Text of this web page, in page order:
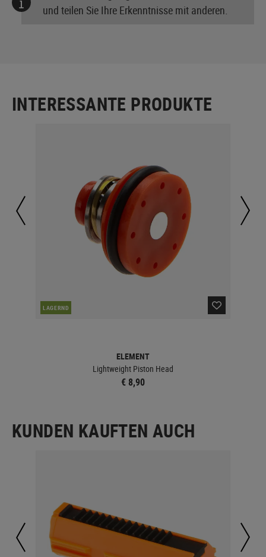
und teilen Sie Ihre Erkenntnisse mit anderen.
INTERESSANTE PRODUKTE
LAGERND
ELEMENT
Lightweight Piston Head
€ 8,90
KUNDEN KAUFTEN AUCH